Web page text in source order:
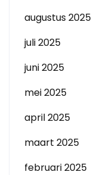
augustus 2025
juli 2025
juni 2025
mei 2025
april 2025
maart 2025
februari 2025